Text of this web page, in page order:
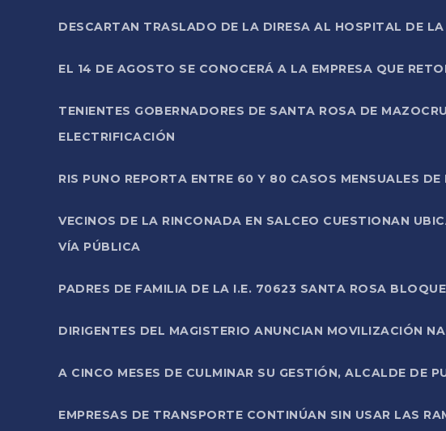
DESCARTAN TRASLADO DE LA DIRESA AL HOSPITAL DE
EL 14 DE AGOSTO SE CONOCERÁ A LA EMPRESA QUE
TENIENTES GOBERNADORES DE SANTA ROSA DE
ELECTRIFICACIÓN
RIS PUNO REPORTA ENTRE 60 Y 80 CASOS MENSUALES
VECINOS DE LA RINCONADA EN SALCEO CUESTIONAN
VÍA PÚBLICA
PADRES DE FAMILIA DE LA I.E. 70623 SANTA ROSA
DIRIGENTES DEL MAGISTERIO ANUNCIAN MOVILIZACIÓN
A CINCO MESES DE CULMINAR SU GESTIÓN, ALCALDE DE
EMPRESAS DE TRANSPORTE CONTINÚAN SIN USAR LAS